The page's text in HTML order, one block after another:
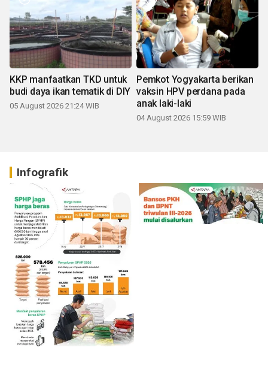
KKP manfaatkan TKD untuk
budi daya ikan tematik di DIY
05 August 2026 21:24 WIB
Pemkot Yogyakarta berikan
vaksin HPV perdana pada
anak laki-laki
04 August 2026 15:59 WIB
Infografik